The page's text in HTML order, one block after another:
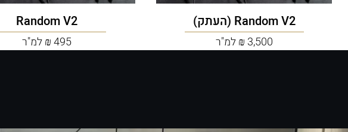
Random V2 (העתק)
3,500 ₪ למ"ר
Random V2
495 ₪ למ"ר